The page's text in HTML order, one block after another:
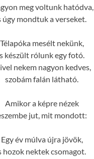
meg voltunk hatódva,
úgy mondtuk a verseket.
Télapóka mesélt nekünk,
s készült rólunk egy fotó.
nekem nagyon kedves,
szobám falán látható.
Amikor a képre nézek
jut, mit mondott:
Egy év múlva újra jövök,
hozok nektek csomagot.